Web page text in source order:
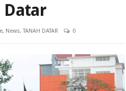
Datar
, News,TANAH DATAR 0